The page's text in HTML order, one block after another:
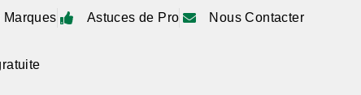
Marques Astuces de Pro Nous Contacter